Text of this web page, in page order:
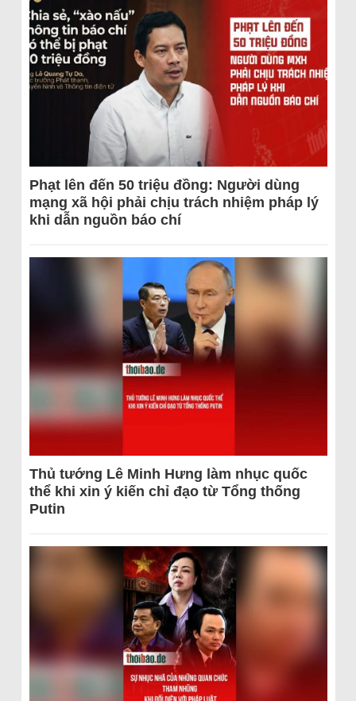
Phạt lên đến 50 triệu đồng: Người dùng
mạng xã hội phải chịu trách nhiệm pháp lý
khi dẫn nguồn báo chí
Thủ tướng Lê Minh Hưng làm nhục quốc
thể khi xin ý kiến chỉ đạo từ Tổng thống
Putin